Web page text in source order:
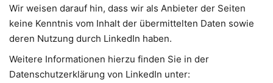
Wir weisen darauf hin, dass wir als Anbieter der Seiten
keine Kenntnis vom Inhalt der übermittelten Daten sowie
deren Nutzung durch LinkedIn haben.
Weitere Informationen hierzu finden Sie in der
Datenschutzerklärung von LinkedIn unter: